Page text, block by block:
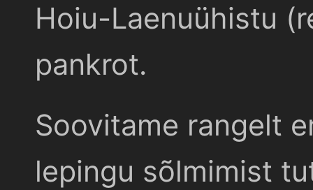
Hoiu-Laenuühistu
pankrot.
Soovitame rangelt
lepingu sõlmimist